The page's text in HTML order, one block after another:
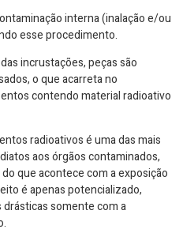
interna (inalação e/ou
esse procedimento.
incrustações, peças são
o que acarreta no
contendo material radioativo
radioativos é uma das mais
aos órgãos contaminados,
que acontece com a exposição
é apenas potencializado,
somente com a